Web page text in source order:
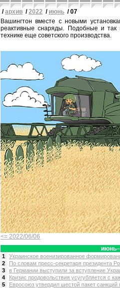
/архив /2022 / июнь / 07
Вашингтон вместе с новыми
реактивные снаряды. Подобные и так
технике еще советского производства.
<= 2022/06/06
1
Украинское военизированное
2
По словам пресс-секретаря президента
3
в Германии выступили за вступление
4
Кризис продовольствия усугубляется с
5
Евросоюз утвердил шестой пакет